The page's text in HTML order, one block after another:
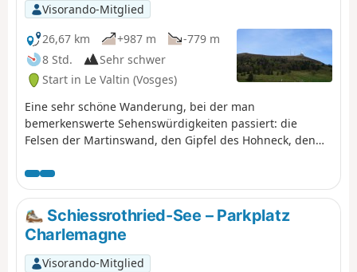
Visorando-Mitglied
26,67 km
+987 m
-779 m
8 Std.
Sehr schwer
Start in Le Valtin (Vosges)
Eine sehr schöne Wanderung, bei der man
bemerkenswerte Sehenswürdigkeiten passiert: die
Felsen der Martinswand, den Gipfel des Hohneck, den
„Boule” auf dem Gipfel).
Schiessrothried-See – Parkplatz
Charlemagne
Visorando-Mitglied